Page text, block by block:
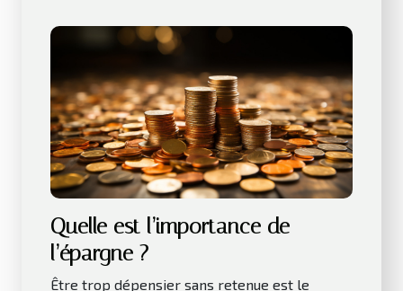
Quelle est l’importance de
l’épargne ?
Être trop dépensier sans retenue est le